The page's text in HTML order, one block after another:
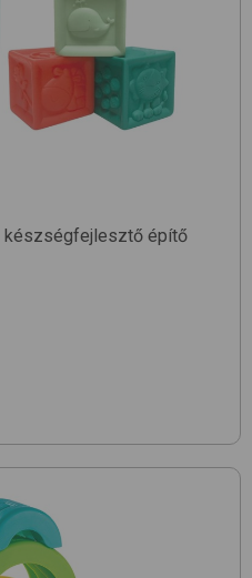
készségfejlesztő építő